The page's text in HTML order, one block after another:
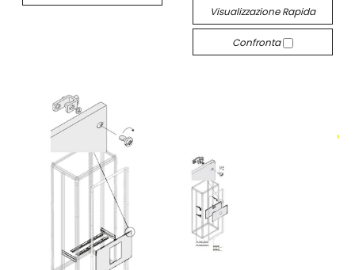
Visualizzazione Rapida
Confronta